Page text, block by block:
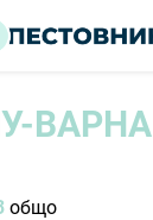
ВАРНА
общо